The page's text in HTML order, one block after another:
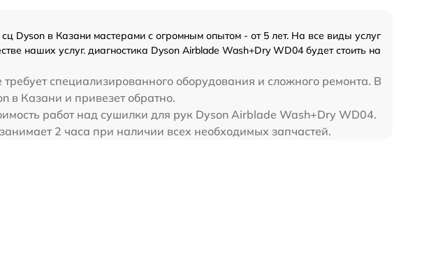
Dyson в Казани мастерами с огромным опытом - от 5 лет. На все виды услуг
наших услуг. диагностика Dyson Airblade Wash+Dry WD04 будет стоить на
специализированного оборудования и сложного ремонта. В
в Казани и привезет обратно.
работ над сушилки для рук Dyson Airblade Wash+Dry WD04.
2 часа при наличии всех необходимых запчастей.